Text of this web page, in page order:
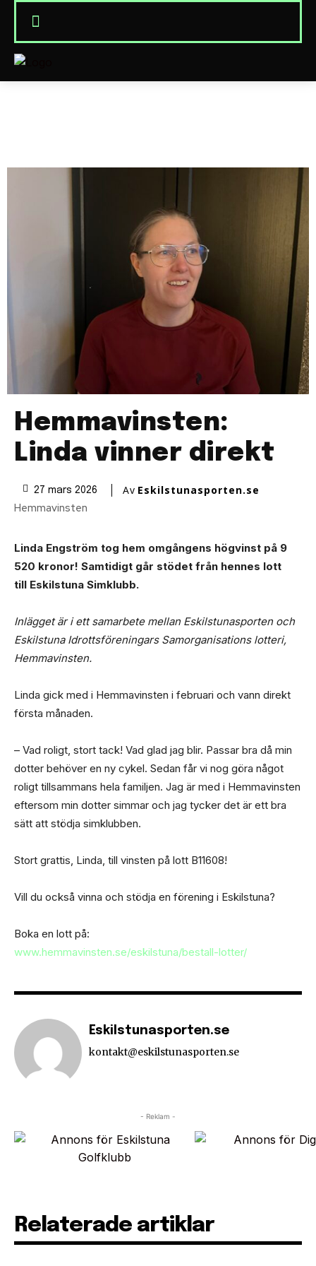
Hemmavinsten:
Linda vinner direkt
27 mars 2026 Av Eskilstunasporten.se
Hemmavinsten
Linda Engström tog hem omgångens högvinst på 9
520 kronor! Samtidigt går stödet från hennes lott
till Eskilstuna Simklubb.
Inlägget är i ett samarbete mellan Eskilstunasporten och
Eskilstuna Idrottsföreningars Samorganisations lotteri,
Hemmavinsten.
Linda gick med i Hemmavinsten i februari och vann direkt
första månaden.
– Vad roligt, stort tack! Vad glad jag blir. Passar bra då min
dotter behöver en ny cykel. Sedan får vi nog göra något
roligt tillsammans hela familjen. Jag är med i Hemmavinsten
eftersom min dotter simmar och jag tycker det är ett bra
sätt att stödja simklubben.
Stort grattis, Linda, till vinsten på lott B11608!
Vill du också vinna och stödja en förening i Eskilstuna?
Boka en lott på:
www.hemmavinsten.se/eskilstuna/bestall-lotter/
Eskilstunasporten.se
kontakt@eskilstunasporten.se
- Reklam -
Relaterade artiklar